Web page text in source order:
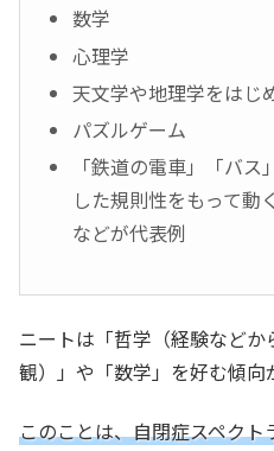
数学
心理学
天文学や地理学をはじ
パズルゲーム
「鉄道の電車」「バ
した規則性をもって動
などが代表例
ニートは「哲学（経験など
観）」や「数学」を好む傾向
このことは、自閉症スペク